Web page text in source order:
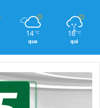
14 ℃
qua
18 ℃
qui